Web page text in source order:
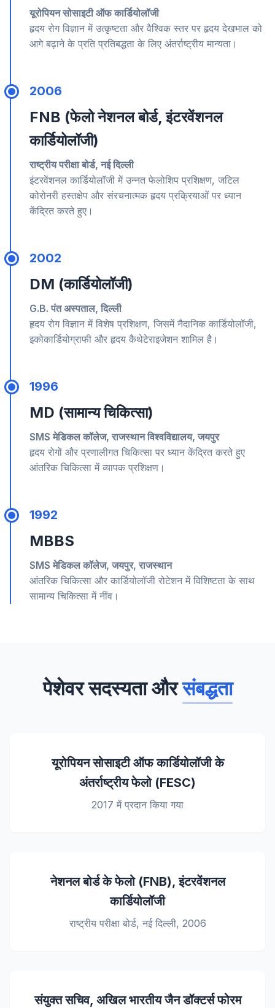
यूरोपियन सोसाइटी ऑफ कार्डियोलॉजी
हृदय रोग विज्ञान में उत्कृष्टता और वैश्विक स्तर पर हृदय देखभाल को
आगे बढ़ाने के प्रति प्रतिबद्धता के लिए अंतर्राष्ट्रीय मान्यता।
2006
FNB (फेलो नेशनल बोर्ड, इंटरवेंशनल
कार्डियोलॉजी)
राष्ट्रीय परीक्षा बोर्ड, नई दिल्ली
इंटरवेंशनल कार्डियोलॉजी में उन्नत फेलोशिप प्रशिक्षण, जटिल
कोरोनरी हस्तक्षेप और संरचनात्मक हृदय प्रक्रियाओं पर ध्यान
केंद्रित करते हुए।
2002
DM (कार्डियोलॉजी)
G.B. पंत अस्पताल, दिल्ली
हृदय रोग विज्ञान में विशेष प्रशिक्षण, जिसमें नैदानिक कार्डियोलॉजी,
इकोकार्डियोग्राफी और हृदय कैथेटेराइजेशन शामिल है।
1996
MD (सामान्य चिकित्सा)
SMS मेडिकल कॉलेज, राजस्थान विश्वविद्यालय, जयपुर
हृदय रोगों और प्रणालीगत चिकित्सा पर ध्यान केंद्रित करते हुए
आंतरिक चिकित्सा में व्यापक प्रशिक्षण।
1992
MBBS
SMS मेडिकल कॉलेज, जयपुर, राजस्थान
आंतरिक चिकित्सा और कार्डियोलॉजी रोटेशन में विशिष्टता के साथ
सामान्य चिकित्सा में नींव।
पेशेवर सदस्यता औरसंबद्धता
यूरोपियन सोसाइटी ऑफ कार्डियोलॉजी के
अंतर्राष्ट्रीय फेलो (FESC)
2017 में प्रदान किया गया
नेशनल बोर्ड के फेलो (FNB), इंटरवेंशनल
कार्डियोलॉजी
राष्ट्रीय परीक्षा बोर्ड, नई दिल्ली, 2006
संयुक्त सचिव, अखिल भारतीय जैन डॉक्टर्स फोरम